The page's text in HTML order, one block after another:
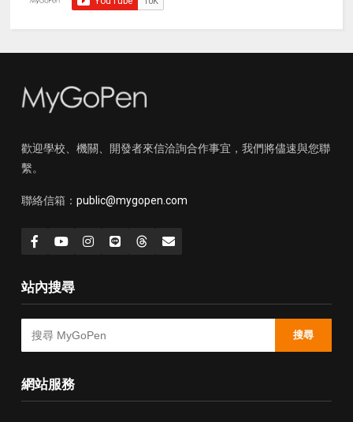
歡迎學校、機關、開發者來信洽詢合作事宜，我們將儘速與您聯
繫。
聯絡信箱： public@mygopen.com
站內搜尋
搜尋
網站服務